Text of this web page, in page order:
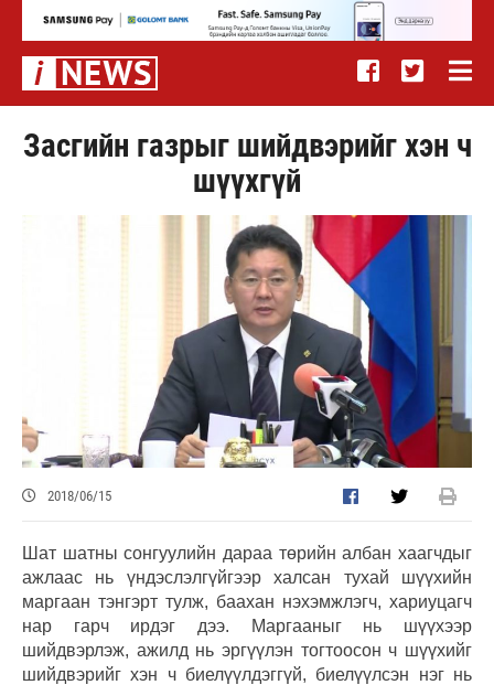
Засгийн газрыг шийдвэрийг хэн ч
шүүхгүй
2018/06/15
Шат шатны сонгуулийн дараа төрийн албан хаагчдыг
ажлаас нь үндэслэлгүйгээр халсан тухай шүүхийн
маргаан тэнгэрт тулж, баахан нэхэмжлэгч, хариуцагч
нар гарч ирдэг дээ. Маргааныг нь шүүхээр
шийдвэрлэж, ажилд нь эргүүлэн тогтоосон ч шүүхийг
шийдвэрийг хэн ч биелүүлдэггүй, биелүүлсэн нэг нь